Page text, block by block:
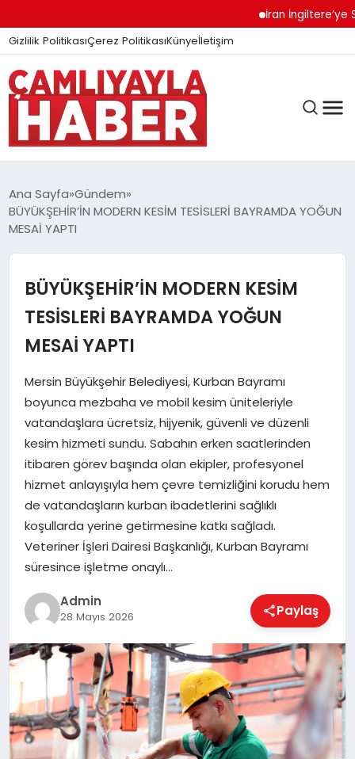
İran İngiltere’ye Sert
Gizlilik PolitikasıÇerez PolitikasıKünyeİletişim
GÜNDEM
DÜNYA
EĞITIM
EKONOMI
MAGAZIN
SAĞLIK
TEKNOLOJI
Ana Sayfa Gündem
BÜYÜKŞEHİR’İN MODERN KESİM TESİSLERİ BAYRAMDA YOĞUN
MESAİ YAPTI
BÜYÜKŞEHİR’İN MODERN KESİM
TESİSLERİ BAYRAMDA YOĞUN
MESAİ YAPTI
Mersin Büyükşehir Belediyesi, Kurban Bayramı
boyunca mezbaha ve mobil kesim üniteleriyle
vatandaşlara ücretsiz, hijyenik, güvenli ve düzenli
kesim hizmeti sundu. Sabahın erken saatlerinden
itibaren görev başında olan ekipler, profesyonel
hizmet anlayışıyla hem çevre temizliğini korudu hem
de vatandaşların kurban ibadetlerini sağlıklı
koşullarda yerine getirmesine katkı sağladı.
Veteriner İşleri Dairesi Başkanlığı, Kurban Bayramı
süresince işletme onaylı…
Admin
28 Mayıs 2026 Paylaş